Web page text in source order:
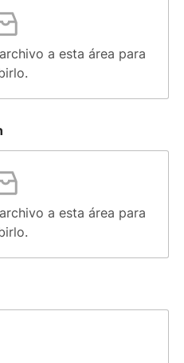
a esta área para
a esta área para